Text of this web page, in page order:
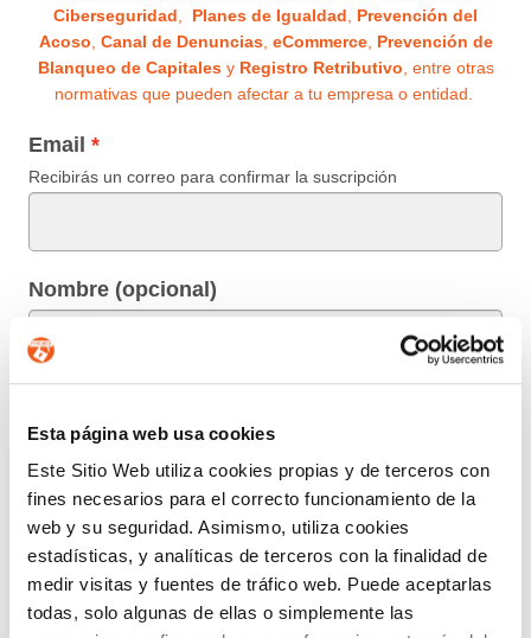
Esta página web usa cookies
Este Sitio Web utiliza cookies propias y de terceros con
fines necesarios para el correcto funcionamiento de la
web y su seguridad. Asimismo, utiliza cookies
estadísticas, y analíticas de terceros con la finalidad de
medir visitas y fuentes de tráfico web. Puede aceptarlas
todas, solo algunas de ellas o simplemente las
Ciberseguridad
Planes de Igualdad
Prevención del
Acoso Canal de Denuncias, eCommerce, Prevención de
Blanqueo de Capitalesy Registro Retributivo , entre otras
normativas que pueden afectar a tu empresa o entidad.
Email
Recibirás un correo para confirmar la suscripción
Nombre (opcional)
conformidad con el RGPD y la LOPDGDD,
los datos facilitados con la finalidad de enviar un boletín
informativo entre los suscriptores. Para obtener más
información acerca del tratamiento de sus datos y
ejercer sus derechos, visite nuestra política de privacidad .
ENTIENDO Y ACEPTO el tratamiento de mis